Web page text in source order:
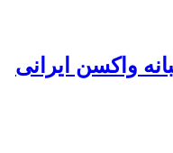
واکسن ایرانی